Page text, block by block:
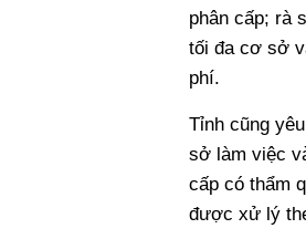
phân cấp; rà
tối đa cơ sở
phí.
Tỉnh cũng
sở làm việc
cấp có thẩm
được xử lý